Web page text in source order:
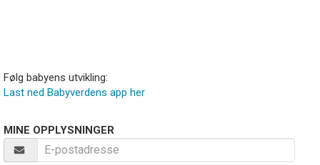
Følg babyens utvikling:
Last ned Babyverdens app her
MINE OPPLYSNINGER